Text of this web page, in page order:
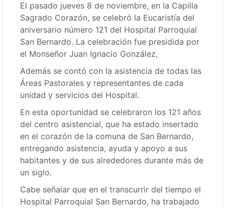
El pasado jueves 8 de noviembre, en la Capilla
Sagrado Corazón, se celebró la Eucaristía del
aniversario número 121 del Hospital Parroquial
San Bernardo. La celebración fue presidida por
el Monseñor Juan Ignacio González,
Además se contó con la asistencia de todas las
Áreas Pastorales y representantes de cada
unidad y servicios del Hospital.
En esta oportunidad se celebraron los 121 años
del centro asistencial, que ha estado insertado
en el corazón de la comuna de San Bernardo,
entregando asistencia, ayuda y apoyo a sus
habitantes y de sus alrededores durante más de
un siglo.
Cabe señalar que en el transcurrir del tiempo el
Hospital Parroquial San Bernardo, ha trabajado